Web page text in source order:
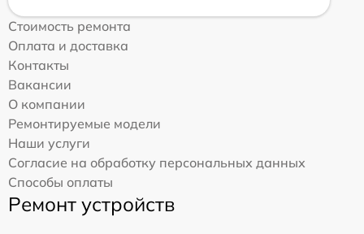
Стоимость ремонта
Оплата и доставка
Контакты
Вакансии
О компании
Ремонтируемые модели
Наши услуги
Согласие на обработку персональных данных
Способы оплаты
Ремонт устройств